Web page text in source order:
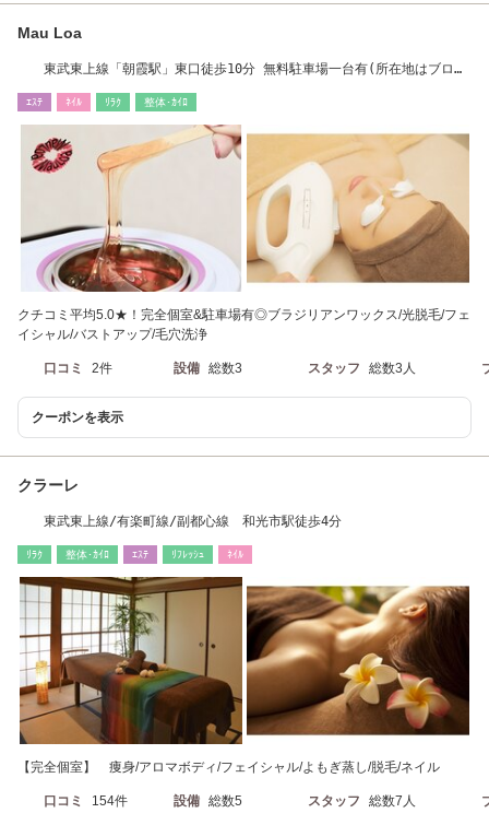
Mau Loa
東武東上線「朝霞駅」東口徒歩10分 無料駐車場一台有(所在地はブログ
ｴｽﾃ ﾈｲﾙ ﾘﾗｸ 整体･ｶｲﾛ
クチコミ平均5.0★！完全個室&駐車場有◎ブラジリアンワックス/光脱毛/フェ
イシャル/バストアップ/毛穴洗浄
口コミ 2件 設備 総数3 スタッフ 総数3人
クーポンを表示
クラーレ
東武東上線/有楽町線/副都心線 和光市駅徒歩4分
ﾘﾗｸ 整体･ｶｲﾛ ｴｽﾃ ﾘﾌﾚｯｼｭ ﾈｲﾙ
【完全個室】 痩身/アロマボディ/フェイシャル/よもぎ蒸し/脱毛/ネイル
口コミ 154件 設備 総数5 スタッフ 総数7人